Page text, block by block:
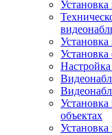
объектах